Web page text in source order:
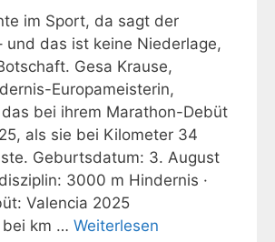
im Sport, da sagt der
und das ist keine Niederlage,
Gesa Krause,
Europameisterin,
bei ihrem Marathon-Debüt
als sie bei Kilometer 34
Geburtsdatum: 3. August
3000 m Hindernis ·
Valencia 2025
bei km … Weiterlesen